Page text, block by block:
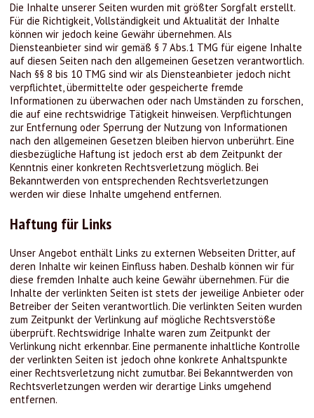
Die Inhalte unserer Seiten wurden mit größter Sorgfalt erstellt.
Für die Richtigkeit, Vollständigkeit und Aktualität der Inhalte
können wir jedoch keine Gewähr übernehmen. Als
Diensteanbieter sind wir gemäß § 7 Abs.1 TMG für eigene Inhalte
auf diesen Seiten nach den allgemeinen Gesetzen verantwortlich.
Nach §§ 8 bis 10 TMG sind wir als Diensteanbieter jedoch nicht
verpflichtet, übermittelte oder gespeicherte fremde
Informationen zu überwachen oder nach Umständen zu forschen,
die auf eine rechtswidrige Tätigkeit hinweisen. Verpflichtungen
zur Entfernung oder Sperrung der Nutzung von Informationen
nach den allgemeinen Gesetzen bleiben hiervon unberührt. Eine
diesbezügliche Haftung ist jedoch erst ab dem Zeitpunkt der
Kenntnis einer konkreten Rechtsverletzung möglich. Bei
Bekanntwerden von entsprechenden Rechtsverletzungen
werden wir diese Inhalte umgehend entfernen.
Haftung für Links
Unser Angebot enthält Links zu externen Webseiten Dritter, auf
deren Inhalte wir keinen Einfluss haben. Deshalb können wir für
diese fremden Inhalte auch keine Gewähr übernehmen. Für die
Inhalte der verlinkten Seiten ist stets der jeweilige Anbieter oder
Betreiber der Seiten verantwortlich. Die verlinkten Seiten wurden
zum Zeitpunkt der Verlinkung auf mögliche Rechtsverstöße
überprüft. Rechtswidrige Inhalte waren zum Zeitpunkt der
Verlinkung nicht erkennbar. Eine permanente inhaltliche Kontrolle
der verlinkten Seiten ist jedoch ohne konkrete Anhaltspunkte
einer Rechtsverletzung nicht zumutbar. Bei Bekanntwerden von
Rechtsverletzungen werden wir derartige Links umgehend
entfernen.